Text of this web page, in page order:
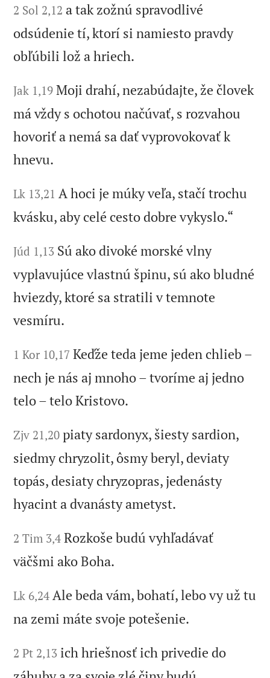
2 Sol 2,12 a tak zožnú spravodlivé
odsúdenie tí, ktorí si namiesto pravdy
obľúbili lož a hriech.
Jak 1,19 Moji drahí, nezabúdajte, že človek
má vždy s ochotou načúvať, s rozvahou
hovoriť a nemá sa dať vyprovokovať k
hnevu.
Lk 13,21 A hoci je múky veľa, stačí trochu
kvásku, aby celé cesto dobre vykyslo.“
Júd 1,13 Sú ako divoké morské vlny
vyplavujúce vlastnú špinu, sú ako bludné
hviezdy, ktoré sa stratili v temnote
vesmíru.
1 Kor 10,17 Keďže teda jeme jeden chlieb –
nech je nás aj mnoho – tvoríme aj jedno
telo – telo Kristovo.
Zjv 21,20 piaty sardonyx, šiesty sardion,
siedmy chryzolit, ôsmy beryl, deviaty
topás, desiaty chryzopras, jedenásty
hyacint a dvanásty ametyst.
2 Tim 3,4 Rozkoše budú vyhľadávať
väčšmi ako Boha.
Lk 6,24 Ale beda vám, bohatí, lebo vy už tu
na zemi máte svoje potešenie.
2 Pt 2,13 ich hriešnosť ich privedie do